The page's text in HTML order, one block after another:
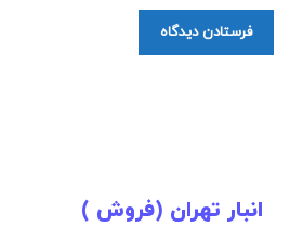
انبار تهران (فروش )